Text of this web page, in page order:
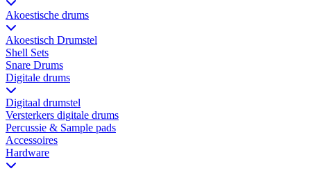
Akoestische drums
Akoestisch Drumstel
Shell Sets
Snare Drums
Digitale drums
Digitaal drumstel
Versterkers digitale drums
Percussie & Sample pads
Accessoires
Hardware